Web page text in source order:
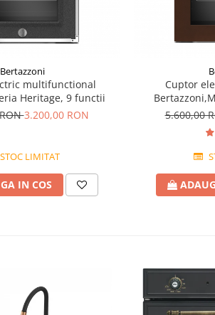
Bertazzoni
multifunctional
Heritage, 9 functii
3.200,00 RON
STOC LIMITAT
IN COS
Cuptor
5.600,00